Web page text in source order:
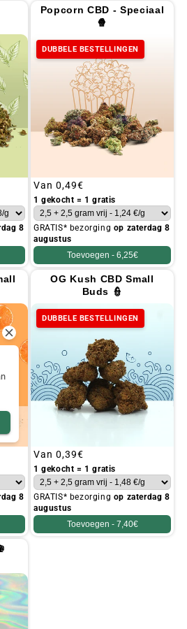
8
Popcorn CBD - Speciaal
🍿
DUBBELE BESTELLINGEN
Gebruikelijke
prijs
Van 0,49€
1 gekocht = 1 gratis
GRATIS* bezorging op zaterdag 8
augustus
Toevoegen - 6,25€
8
OG Kush CBD Small
Buds 👮
DUBBELE BESTELLINGEN
Gebruikelijke
prijs
Van 0,39€
1 gekocht = 1 gratis
GRATIS* bezorging op zaterdag 8
augustus
Toevoegen - 7,40€